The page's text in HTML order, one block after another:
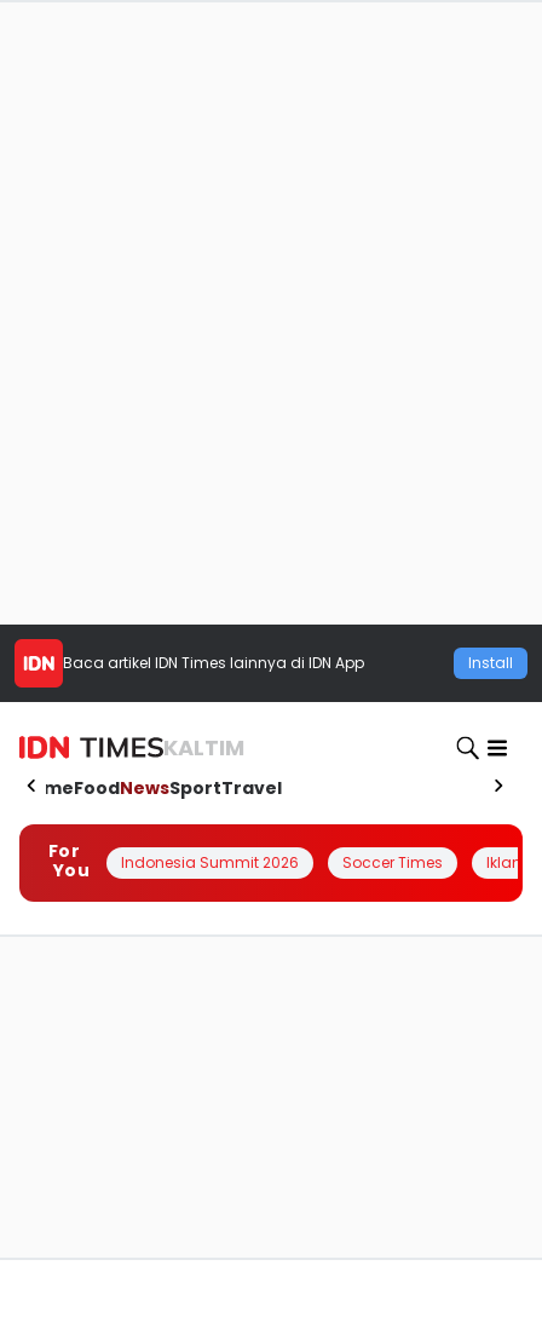
Baca artikel IDN Times lainnya di IDN App Install
KALTIM
HomeFoodNewsSportTravel
For
You
Indonesia Summit 2026 Soccer Times Iklanin